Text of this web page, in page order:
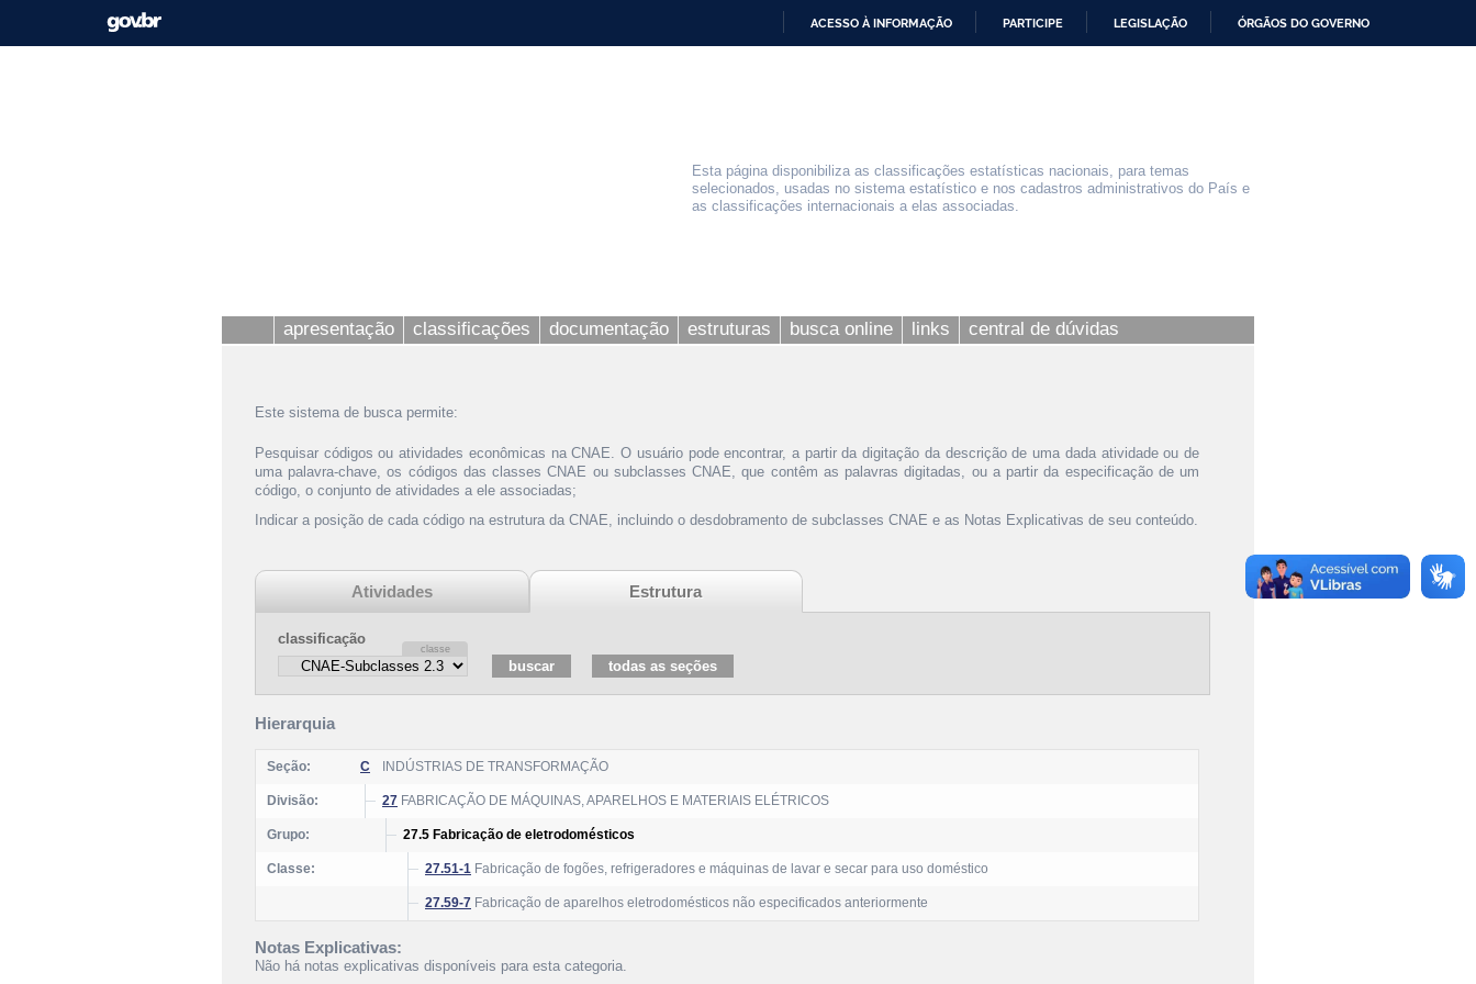
ACESSO À INFORMAÇÃO PARTICIPE LEGISLAÇÃO ÓRGÃOS DO GOVERNO
Esta página disponibiliza as classificações estatísticas nacionais, para temas
selecionados, usadas no sistema estatístico e nos cadastros administrativos do País e
as classificações internacionais a elas associadas.
apresentação classificações documentação estruturas busca online links central de dúvidas
Este sistema de busca permite:
Pesquisar códigos ou atividades econômicas na CNAE. O usuário pode encontrar, a partir da digitação da descrição de uma dada atividade ou de
uma palavra-chave, os códigos das classes CNAE ou subclasses CNAE, que contêm as palavras digitadas, ou a partir da especificação de um
código, o conjunto de atividades a ele associadas;
Indicar a posição de cada código na estrutura da CNAE, incluindo o desdobramento de subclasses CNAE e as Notas Explicativas de seu conteúdo.
Atividades Estrutura
classificação
Hierarquia
Seção: C INDÚSTRIAS DE TRANSFORMAÇÃO
Divisão: 27 FABRICAÇÃO DE MÁQUINAS, APARELHOS E MATERIAIS ELÉTRICOS
Grupo: 27.5 Fabricação de eletrodomésticos
Classe: 27.51-1 Fabricação de fogões, refrigeradores e máquinas de lavar e secar para uso doméstico
27.59-7 Fabricação de aparelhos eletrodomésticos não especificados anteriormente
Notas Explicativas:
Não há notas explicativas disponíveis para esta categoria.